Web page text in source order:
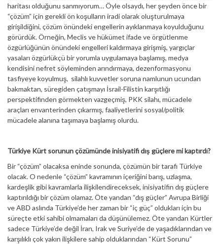
haritası olduğunu sanmıyorum… Öyle olsaydı, her şeyden önce bir
“çözüm” için gerekli ön koşulların iradi olarak oluşturulmaya
girişildiğini, çözüm önündeki engellerin ayıklanmaya koyulduğunu
görürdük. Örneğin, Meclis ve hükümet ifade ve örgütlenme
özgürlüğünün önündeki engelleri kaldırmaya girişmiş, yargıçlar
yasaları özgürlükçü bir yorumla uygulamaya başlamış, medya
kendisini nefret söyleminden arındırmaya, dezenformasyonu
tasfiyeye koyulmuş, silahlı kuvvetler soruna namlunun ucundan
bakmaktan, süregiden çatışmayı İsrail-Filistin karşıtlığı
perspektifinden görmekten vazgeçmiş, PKK silahı, mücadele
araçları envanterinden çıkarmış, faaliyetlerini sosyal/politik
mücadele alanına taşımaya başlamış olurdu.
Türkiye Kürt sorunun çözümünde inisiyatifi dış güçlere mi kaptırdı?
Bir “çözüm” olacaksa eninde sonunda, çözümün bir tarafı Türkiye
olacak. O nedenle “çözüm” kavramının içeriğini barış, uzlaşma,
kardeşlik gibi kavramlarla ilişkilendireceksek, inisiyatifin dış güçlere
kaptırıldığı bir çözüm olamaz. Öte yandan “dış güçler” Avrupa Birliği
ve ABD aslında Türkiye’de her zaman bir “iç güç” oldukları için bu
süreçte etki sahibi olmamaları da düşünülemez. Öte yandan Kürtler
sadece Türkiye’de değil İran, Irak ve Suriye’de de yaşadıklarından ve
karşılıklı çok yakın ilişkilere sahip olduklarından “Kürt Sorunu”